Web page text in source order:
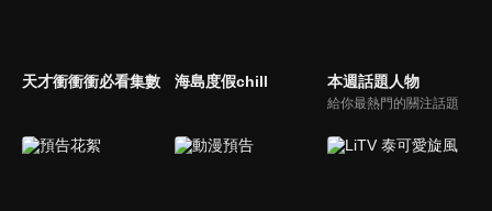
天才衝衝衝必看集數 海島度假chill 本週話題人物
給你最熱門的關注話題